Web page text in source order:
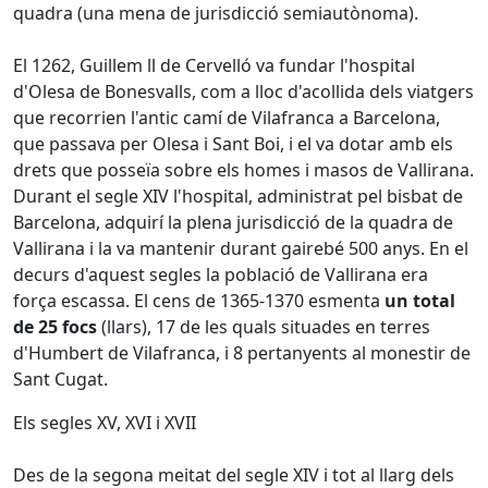
quadra (una mena de jurisdicció semiautònoma).
El 1262, Guillem ll de Cervelló va fundar l'hospital
d'Olesa de Bonesvalls, com a lloc d'acollida dels viatgers
que recorrien l'antic camí de Vilafranca a Barcelona,
que passava per Olesa i Sant Boi, i el va dotar amb els
drets que posseïa sobre els homes i masos de Vallirana.
Durant el segle XIV l'hospital, administrat pel bisbat de
Barcelona, adquirí la plena jurisdicció de la quadra de
Vallirana i la va mantenir durant gairebé 500 anys. En el
decurs d'aquest segles la població de Vallirana era
força escassa. El cens de 1365-1370 esmenta un total
de 25 focs(llars), 17 de les quals situades en terres
d'Humbert de Vilafranca, i 8 pertanyents al monestir de
Sant Cugat.
Els segles XV, XVI i XVII
Des de la segona meitat del segle XIV i tot al llarg dels